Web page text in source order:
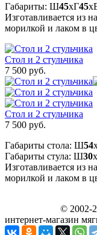
Габариты: Ш45xГ45
Изготавливается из
морилкой и лаком в
Стол и 2 стульчика
7 500 руб.
Стол и 2 стульчика
7 500 руб.
Габариты стола: Ш54
Габариты стула: Ш30
Изготавливается из
морилкой и лаком в
© 2002-
интернет-магазин